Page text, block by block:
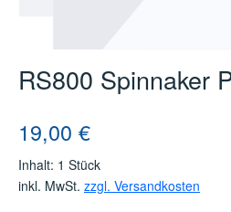
RS800 Spinnaker
Regulärer Preis:
19,00 €
Inhalt: 1 Stück
inkl. MwSt. zzgl. Versandkosten